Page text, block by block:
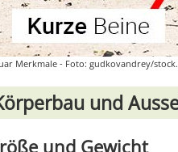
Merkmale - Foto: gudkovandrey/
und
und Gewicht